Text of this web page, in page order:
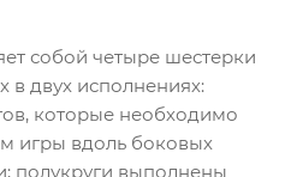
собой четыре шестерки
в двух исполнениях:
которые необходимо
игры вдоль боковых
полукруги выполнены